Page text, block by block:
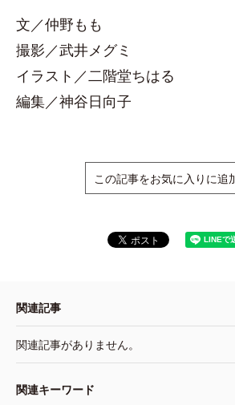
文／仲野もも
撮影／武井メグミ
イラスト／二階堂ちはる
編集／神谷日向子
この記事をお気に入りに追
関連記事
関連記事がありません。
関連キーワード